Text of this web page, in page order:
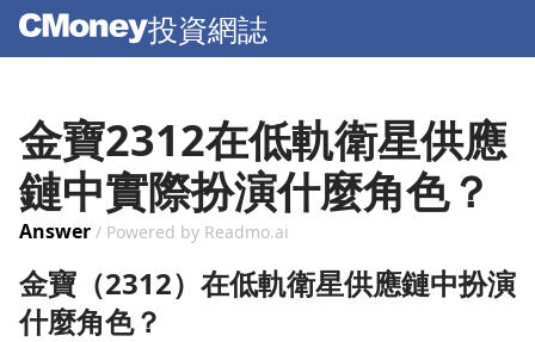
投資網誌
金寶2312在低軌衛星供應
鏈中實際扮演什麼角色？
Answer / Powered by Readmo.ai
金寶（2312）在低軌衛星供應鏈中扮演
什麼角色？